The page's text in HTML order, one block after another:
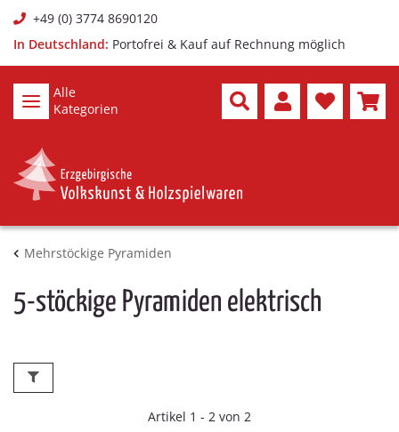
+49 (0) 3774 8690120
In Deutschland: Portofrei & Kauf auf Rechnung möglich
Alle
Kategorien
Mehrstöckige Pyramiden
5-stöckige Pyramiden elektrisch
Artikel 1 - 2 von 2